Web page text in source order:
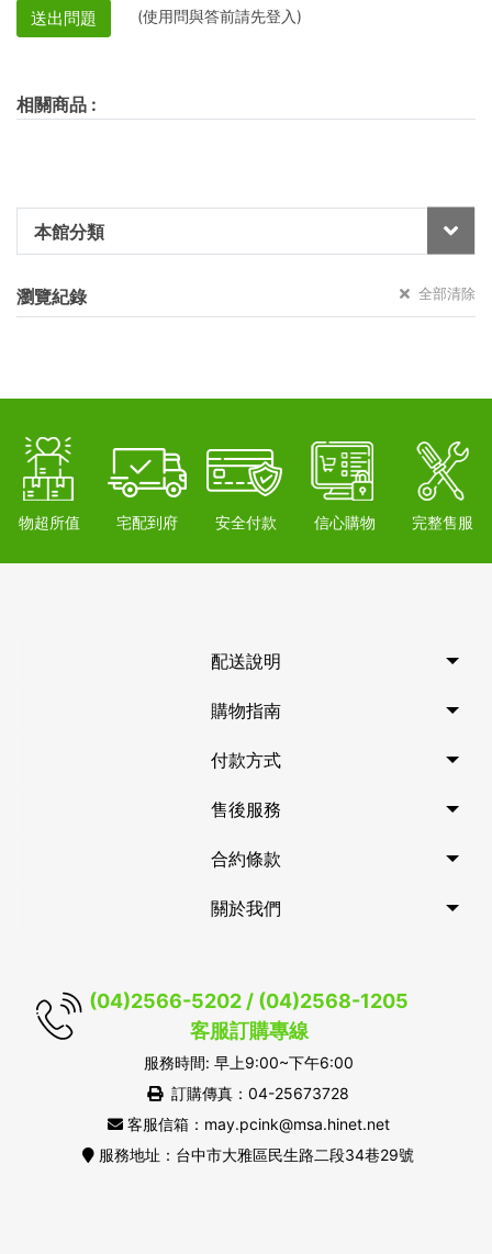
本館分類
瀏覽紀錄 全部清除
送出問題 (使用問與答前請先登入)
相關商品 :
物超所值 宅配到府 安全付款 信心購物 完整售服
配送說明
購物指南
付款方式
售後服務
合約條款
關於我們
(04)2566-5202 / (04)2568-1205
客服訂購專線
服務時間: 早上9:00~下午6:00
訂購傳真：04-25673728
客服信箱：may.pcink@msa.hinet.net
服務地址：台中市大雅區民生路二段34巷29號